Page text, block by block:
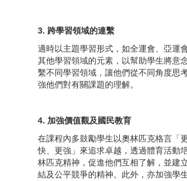
3. 跨學習領域的連繫
適時以主題學習形式，如全運會、亞運
其他學習領域的元素，以幫助學生將意
繫不同學習領域，讓他們從不同角度思
強他們對有關課題的理解。
4. 加強價值觀及國民教育
在課程內多鼓勵學生以奧林匹克格言「
快、更強」來追求卓越，透過體育活動
林匹克精神，促進他們互相了解，並建
結及公平競爭的精神。此外，亦加強學